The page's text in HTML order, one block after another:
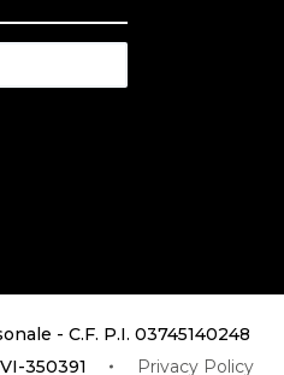
- C.F. P.I. 03745140248
350391
Privacy Policy